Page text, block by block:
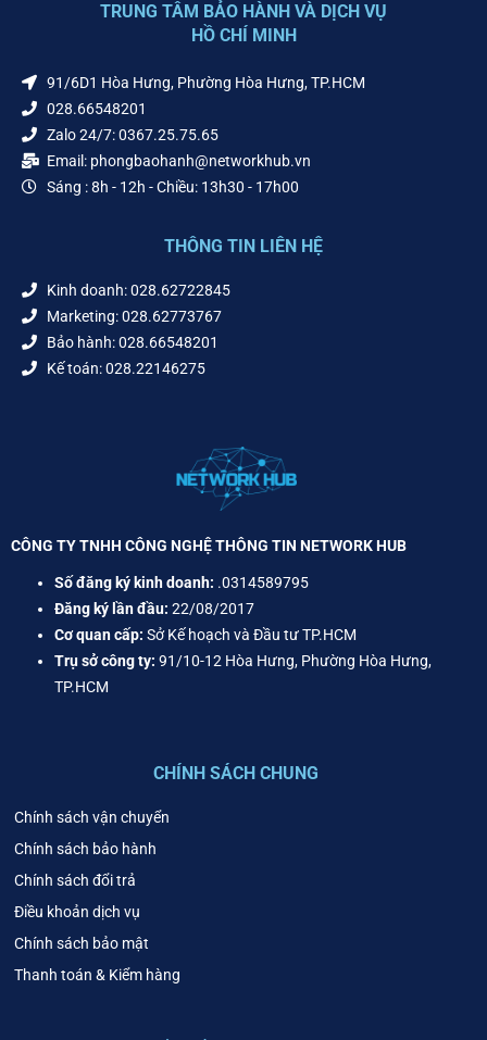
TRUNG TÂM BẢO HÀNH VÀ DỊCH VỤ
HỒ CHÍ MINH
91/6D1 Hòa Hưng, Phường Hòa Hưng, TP.HCM
028.66548201
Zalo 24/7: 0367.25.75.65
Email: phongbaohanh@networkhub.vn
Sáng : 8h - 12h - Chiều: 13h30 - 17h00
THÔNG TIN LIÊN HỆ
Kinh doanh: 028.62722845
Marketing: 028.62773767
Bảo hành: 028.66548201
Kế toán: 028.22146275
CÔNG TY TNHH CÔNG NGHỆ THÔNG TIN NETWORK HUB
Số đăng ký kinh doanh: .0314589795
Đăng ký lần đầu: 22/08/2017
Cơ quan cấp: Sở Kế hoạch và Đầu tư TP.HCM
Trụ sở công ty: 91/10-12 Hòa Hưng, Phường Hòa Hưng,
TP.HCM
CHÍNH SÁCH CHUNG
Chính sách vận chuyển
Chính sách bảo hành
Chính sách đổi trả
Điều khoản dịch vụ
Chính sách bảo mật
Thanh toán & Kiểm hàng